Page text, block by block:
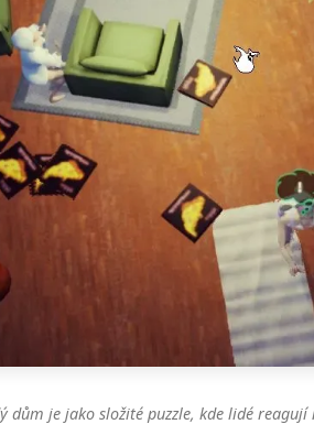
dům je jako složité puzzle, kde lidé